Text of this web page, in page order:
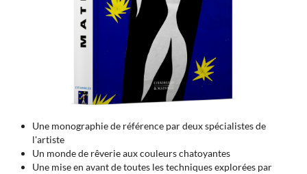
Une monographie de référence par deux spécialistes de
l'artiste
Un monde de rêverie aux couleurs chatoyantes
Une mise en avant de toutes les techniques explorées par